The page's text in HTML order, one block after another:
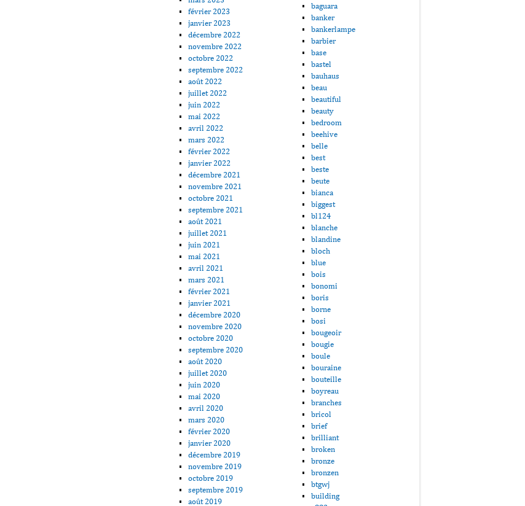
février 2023
janvier 2023
décembre 2022
novembre 2022
octobre 2022
septembre 2022
août 2022
juillet 2022
juin 2022
mai 2022
avril 2022
mars 2022
février 2022
janvier 2022
décembre 2021
novembre 2021
octobre 2021
septembre 2021
août 2021
juillet 2021
juin 2021
mai 2021
avril 2021
mars 2021
février 2021
janvier 2021
décembre 2020
novembre 2020
octobre 2020
septembre 2020
août 2020
juillet 2020
juin 2020
mai 2020
avril 2020
mars 2020
février 2020
janvier 2020
décembre 2019
novembre 2019
octobre 2019
septembre 2019
août 2019
baguara
banker
bankerlampe
barbier
base
bastel
bauhaus
beau
beautiful
beauty
bedroom
beehive
belle
best
beste
beute
bianca
biggest
bl124
blanche
blandine
bloch
blue
bois
bonomi
boris
borne
bosi
bougeoir
bougie
boule
bouraine
bouteille
boyreau
branches
bricol
brief
brilliant
broken
bronze
bronzen
btgwj
building